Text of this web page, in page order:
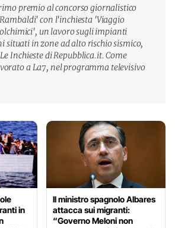
premio al concorso giornalistico
con l'inchiesta 'Viaggio
un lavoro sugli impianti
situati in zone ad alto rischio sismico,
Inchieste di Repubblica.it. Come
a La7, nel programma televisivo
in
Il ministro spagnolo Albares
attacca sui migranti:
“Governo Meloni non